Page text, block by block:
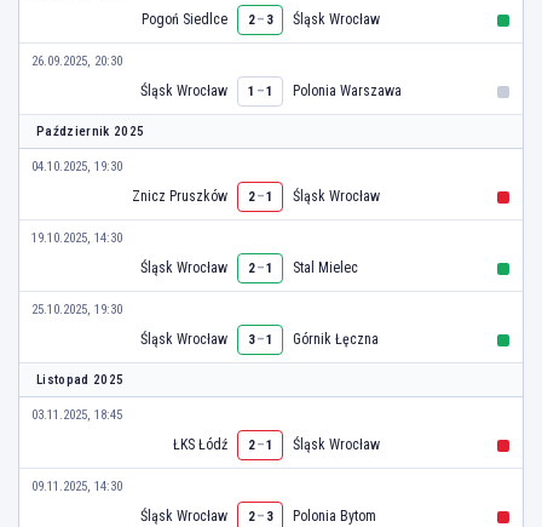
Pogoń Siedlce 2– 3 Śląsk Wrocław
26.09.2025, 20:30
Śląsk Wrocław 1 –1 Polonia Warszawa
Październik 2025
04.10.2025, 19:30
Znicz Pruszków 2–1 Śląsk Wrocław
19.10.2025, 14:30
Śląsk Wrocław 2–1 Stal Mielec
25.10.2025, 19:30
Śląsk Wrocław 3–1 Górnik Łęczna
Listopad 2025
03.11.2025, 18:45
ŁKS Łódź 2–1 Śląsk Wrocław
09.11.2025, 14:30
Śląsk Wrocław 2– 3 Polonia Bytom